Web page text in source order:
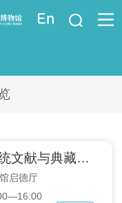
文津讲坛 传统文献与典藏系列讲座之十四： 《篆文纂要全宗》在日本的流传及文本变化
启德厅